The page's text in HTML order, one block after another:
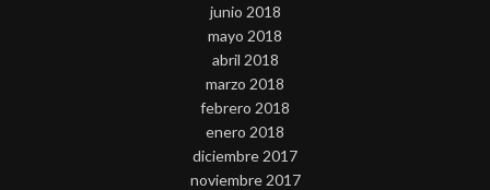
junio 2018
mayo 2018
abril 2018
marzo 2018
febrero 2018
enero 2018
diciembre 2017
noviembre 2017